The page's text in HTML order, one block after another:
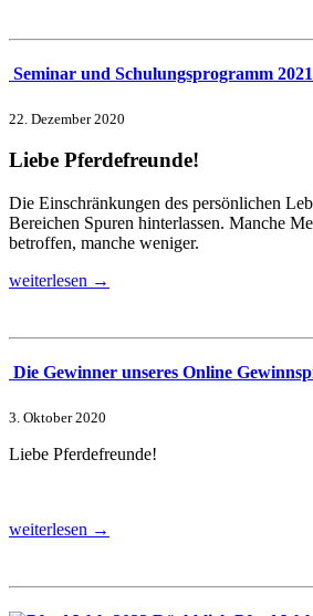
Seminar und Schulungsprogramm 2021
22. Dezember 2020
Liebe Pferdefreunde!
Die Einschränkungen des persönlichen
Bereichen Spuren hinterlassen. Manche
betroffen, manche weniger.
weiterlesen →
Die Gewinner unseres Online
3. Oktober 2020
Liebe Pferdefreunde!
weiterlesen →